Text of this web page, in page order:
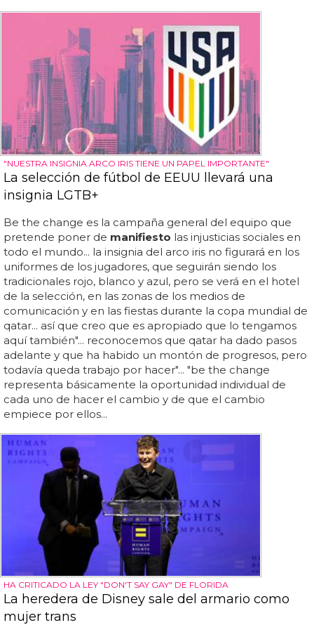
"NUESTRA INSIGNIA ARCO IRIS TIENE UN PAPEL IMPORTANTE"
La selección de fútbol de EEUU llevará una
insignia LGTB+
Be the change es la campaña general del equipo que
pretende poner de manifiesto las injusticias sociales en
todo el mundo... la insignia del arco iris no figurará en los
uniformes de los jugadores, que seguirán siendo los
tradicionales rojo, blanco y azul, pero se verá en el hotel
de la selección, en las zonas de los medios de
comunicación y en las fiestas durante la copa mundial de
qatar... así que creo que es apropiado que lo tengamos
aquí también"... reconocemos que qatar ha dado pasos
adelante y que ha habido un montón de progresos, pero
todavía queda trabajo por hacer"... "be the change
representa básicamente la oportunidad individual de
cada uno de hacer el cambio y de que el cambio
empiece por ellos...
HA CRITICADO LA LEY "DON'T SAY GAY" DE FLORIDA
La heredera de Disney sale del armario como
mujer trans